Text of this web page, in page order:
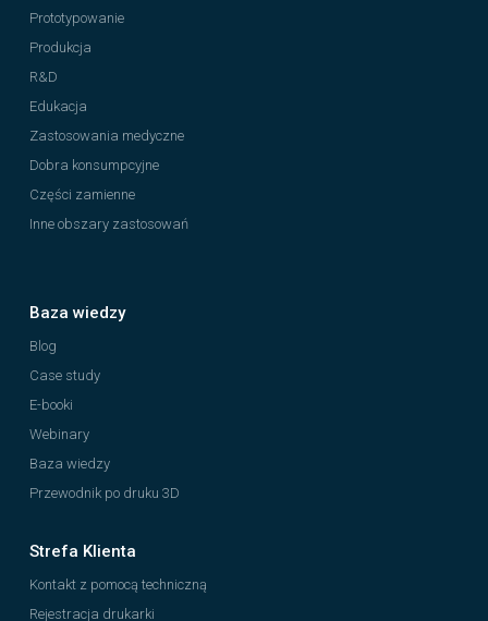
Prototypowanie
Produkcja
R&D
Edukacja
Zastosowania medyczne
Dobra konsumpcyjne
Części zamienne
Inne obszary zastosowań
Baza wiedzy
Blog
Case study
E-booki
Webinary
Baza wiedzy
Przewodnik po druku 3D
Strefa Klienta
Kontakt z pomocą techniczną
Rejestracja drukarki